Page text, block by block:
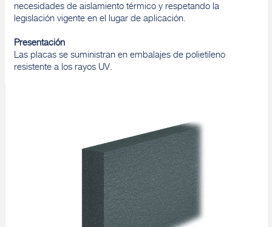
necesidades de aislamiento térmico y respetando la
legislación vigente en el lugar de aplicación.
Presentación
Las placas se suministran en embalajes de polietileno
resistente a los rayos UV.